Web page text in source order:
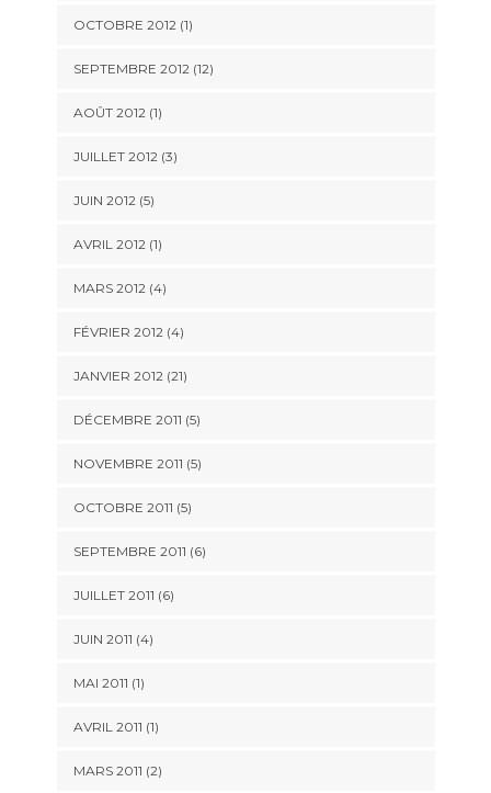
OCTOBRE 2012 (1)
SEPTEMBRE 2012 (12)
AOÛT 2012 (1)
JUILLET 2012 (3)
JUIN 2012 (5)
AVRIL 2012 (1)
MARS 2012 (4)
FÉVRIER 2012 (4)
JANVIER 2012 (21)
DÉCEMBRE 2011 (5)
NOVEMBRE 2011 (5)
OCTOBRE 2011 (5)
SEPTEMBRE 2011 (6)
JUILLET 2011 (6)
JUIN 2011 (4)
MAI 2011 (1)
AVRIL 2011 (1)
MARS 2011 (2)